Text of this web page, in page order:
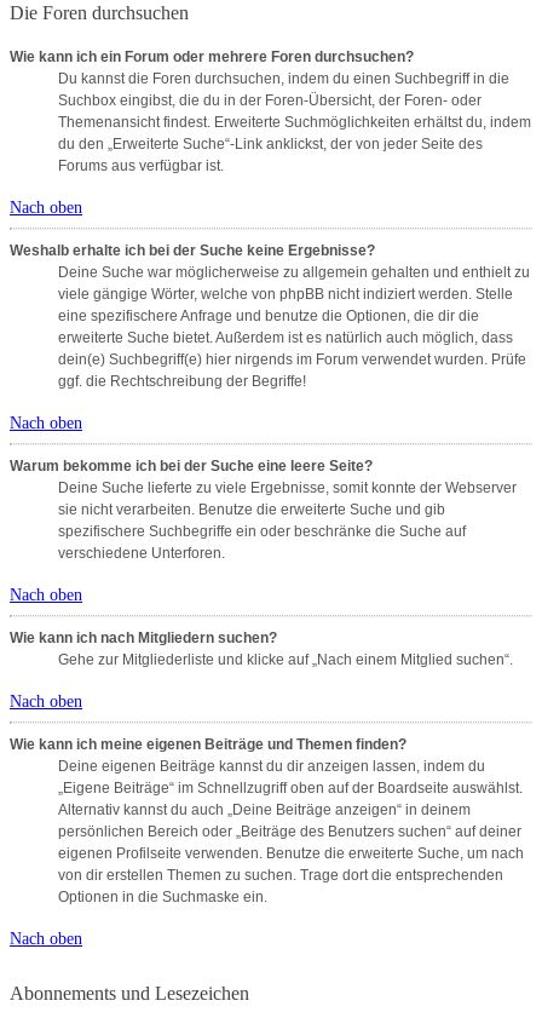
Die Foren durchsuchen
Wie kann ich ein Forum oder mehrere Foren durchsuchen?
Du kannst die Foren durchsuchen, indem du einen Suchbegriff in die
Suchbox eingibst, die du in der Foren-Übersicht, der Foren- oder
Themenansicht findest. Erweiterte Suchmöglichkeiten erhältst du, indem
du den „Erweiterte Suche“-Link anklickst, der von jeder Seite des
Forums aus verfügbar ist.
Nach oben
Weshalb erhalte ich bei der Suche keine Ergebnisse?
Deine Suche war möglicherweise zu allgemein gehalten und enthielt zu
viele gängige Wörter, welche von phpBB nicht indiziert werden. Stelle
eine spezifischere Anfrage und benutze die Optionen, die dir die
erweiterte Suche bietet. Außerdem ist es natürlich auch möglich, dass
dein(e) Suchbegriff(e) hier nirgends im Forum verwendet wurden. Prüfe
ggf. die Rechtschreibung der Begriffe!
Nach oben
Warum bekomme ich bei der Suche eine leere Seite?
Deine Suche lieferte zu viele Ergebnisse, somit konnte der Webserver
sie nicht verarbeiten. Benutze die erweiterte Suche und gib
spezifischere Suchbegriffe ein oder beschränke die Suche auf
verschiedene Unterforen.
Nach oben
Wie kann ich nach Mitgliedern suchen?
Gehe zur Mitgliederliste und klicke auf „Nach einem Mitglied suchen“.
Nach oben
Wie kann ich meine eigenen Beiträge und Themen finden?
Deine eigenen Beiträge kannst du dir anzeigen lassen, indem du
„Eigene Beiträge“ im Schnellzugriff oben auf der Boardseite auswählst.
Alternativ kannst du auch „Deine Beiträge anzeigen“ in deinem
persönlichen Bereich oder „Beiträge des Benutzers suchen“ auf deiner
eigenen Profilseite verwenden. Benutze die erweiterte Suche, um nach
von dir erstellen Themen zu suchen. Trage dort die entsprechenden
Optionen in die Suchmaske ein.
Nach oben
Abonnements und Lesezeichen